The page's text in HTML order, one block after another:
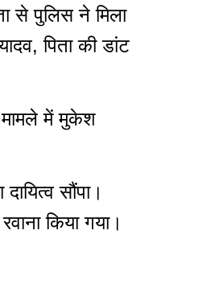
से पुलिस ने मिला
पिता की डांट
मामले में मुकेश
सौंपा।
किया गया।